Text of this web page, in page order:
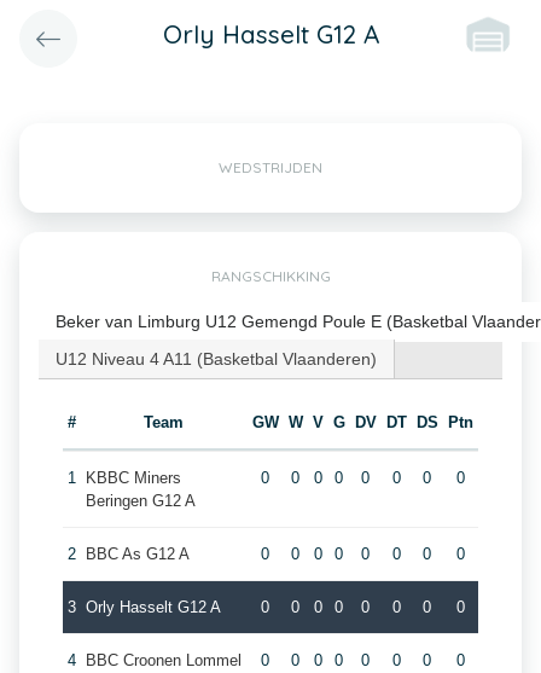
Orly Hasselt G12 A
WEDSTRIJDEN
RANGSCHIKKING
Beker van Limburg U12 Gemengd Poule E (Basketbal
U12 Niveau 4 A11 (Basketbal Vlaanderen)
# Team GW W V G DV DT DS Ptn
1
KBBC Miners
Beringen G12 A
0 0 0 0 0 0 0 0
2 BBC As G12 A 0 0 0 0 0 0 0 0
3 Orly Hasselt G12 A 0 0 0 0 0 0 0 0
4
BBC Croonen Lommel
0 0 0 0 0 0 0 0